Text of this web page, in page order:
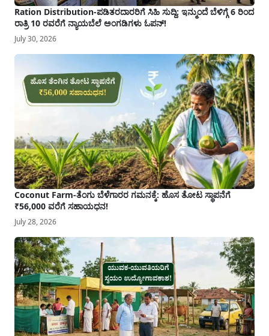
Ration Distribution-ಪಡಿತರದಾರರಿಗೆ ಸಿಹಿ ಸುದ್ದಿ: ಇನ್ಮುಂದೆ ಬೆಳಿಗ್ಗೆ 6 ರಿಂದ
ರಾತ್ರಿ 10 ರವರೆಗೆ ನ್ಯಾಯಬೆಲೆ ಅಂಗಡಿಗಳು ಓಪನ್!
July 30, 2026
Coconut Farm-ತೆಂಗು ಬೆಳೆಗಾರರ ಗಮನಕ್ಕೆ: ಹೊಸ ತೋಟ ಸ್ಥಾಪನೆಗೆ
₹56,000 ವರೆಗೆ ಸಹಾಯಧನ!
July 28, 2026